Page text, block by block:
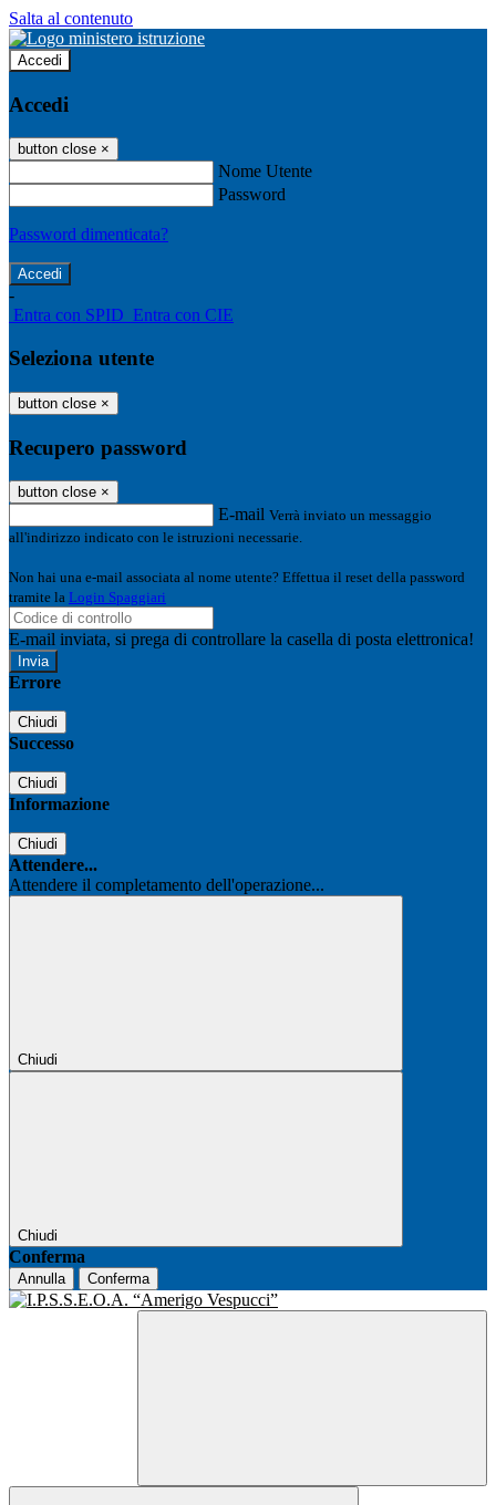
Salta al contenuto
Accedi
Accedi
button close ×
Nome Utente
Password
Password dimenticata?
-
Entra con SPID Entra con CIE
Seleziona utente
button close ×
Recupero password
button close ×
E-mail Verrà inviato un messaggio
all'indirizzo indicato con le istruzioni necessarie.
Non hai una e-mail associata al nome utente? Effettua il reset della password
tramite la Login Spaggiari
E-mail inviata, si prega di controllare la casella di posta elettronica!
Errore
Chiudi
Successo
Chiudi
Informazione
Chiudi
Attendere...
Attendere il completamento dell'operazione...
Chiudi
Chiudi
Conferma
Annulla Conferma